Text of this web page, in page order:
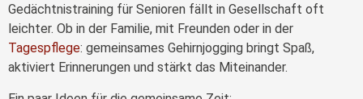
Gedächtnistraining für Senioren fällt in Gesellschaft oft
leichter. Ob in der Familie, mit Freunden oder in der
Tagespflege: gemeinsames Gehirnjogging bringt Spaß,
aktiviert Erinnerungen und stärkt das Miteinander.